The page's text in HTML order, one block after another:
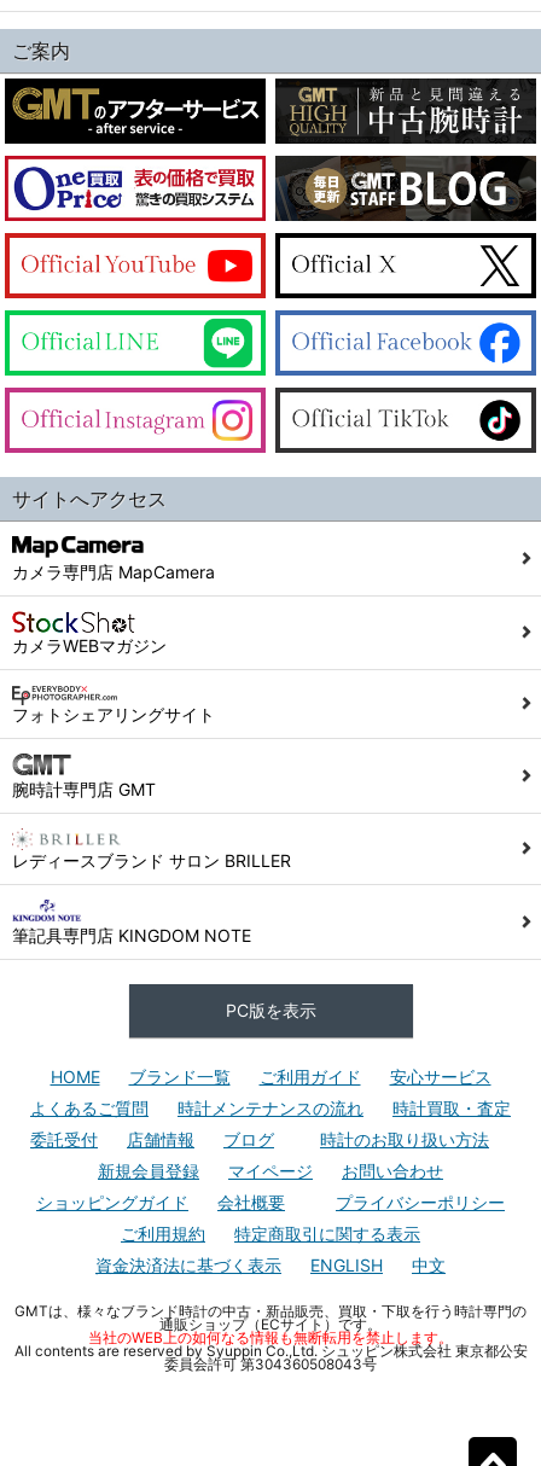
ご案内
サイトへアクセス
カメラ専門店 MapCamera
カメラWEBマガジン
フォトシェアリングサイト
腕時計専門店 GMT
レディースブランド サロン BRILLER
筆記具専門店 KINGDOM NOTE
PC版を表示
HOME ブランド一覧 ご利用ガイド
安心サービス
よくあるご質問
時計メンテナンスの流れ
時計買取・査定
委託受付
店舗情報 ブログ
時計のお取り扱い方法
新規会員登録
マイページ
お問い合わせ
ショッピングガイド
会社概要
プライバシーポリシー
ご利用規約
特定商取引に関する表示
資金決済法に基づく表示
ENGLISH 中文
GMTは、様々なブランド時計の中古・新品販売、買取・下取を行う時計専門の
通販ショップ（ECサイト）です。
当社のWEB上の如何なる情報も無断転用を禁止します。
All contents are reserved by Syuppin Co.,Ltd. シュッピン株式会社 東京都公安
委員会許可 第304360508043号